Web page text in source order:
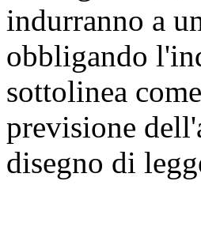
indurranno a
obbligando
sottolinea
previsione
disegno di